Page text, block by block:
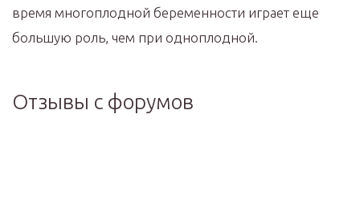
время многоплодной беременности играет еще
большую роль, чем при одноплодной.
Отзывы с форумов